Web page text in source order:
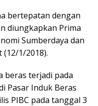
bertepatan dengan
diungkapkan Prima
Sumberdaya dan
1/2018).
beras terjadi pada
Pasar Induk Beras
PIBC pada tanggal 3